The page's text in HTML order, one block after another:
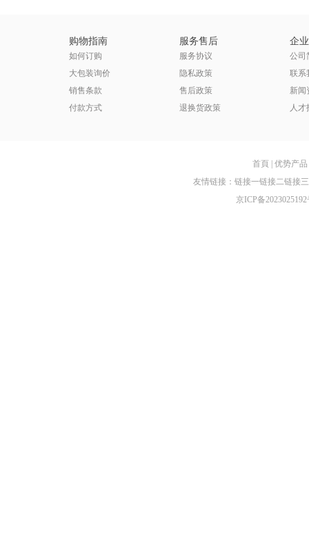
购物指南
如何订购
大包装询价
销售条款
付款方式
服务售后
服务协议
隐私政策
售后政策
退换货政策
企
公司
联系
新闻
人才
首頁 优势产品
友情链接： 链接一链接二链接三
京ICP备